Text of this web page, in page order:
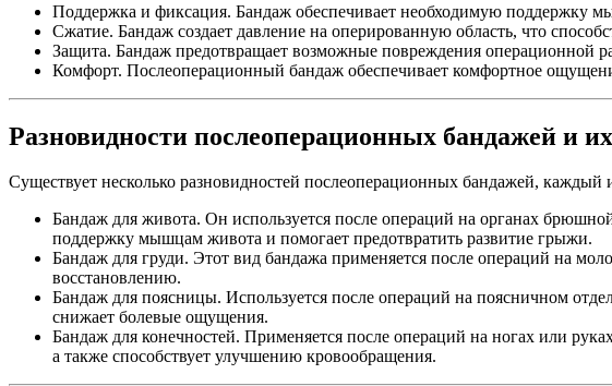
Поддержка и фиксация. Бандаж обеспечивает необходимую поддержку
Сжатие. Бандаж создает давление на оперированную область, что
Защита. Бандаж предотвращает возможные повреждения операционной
Комфорт. Послеоперационный бандаж обеспечивает комфортное
Разновидности послеоперационных бандажей и
Существует несколько разновидностей послеоперационных бандажей,
Бандаж для живота. Он используется после операций на органах
поддержку мышцам живота и помогает предотвратить развитие грыжи.
Бандаж для груди. Этот вид бандажа применяется после операций на
восстановлению.
Бандаж для поясницы. Используется после операций на поясничном
снижает болевые ощущения.
Бандаж для конечностей. Применяется после операций на ногах или
а также способствует улучшению кровообращения.